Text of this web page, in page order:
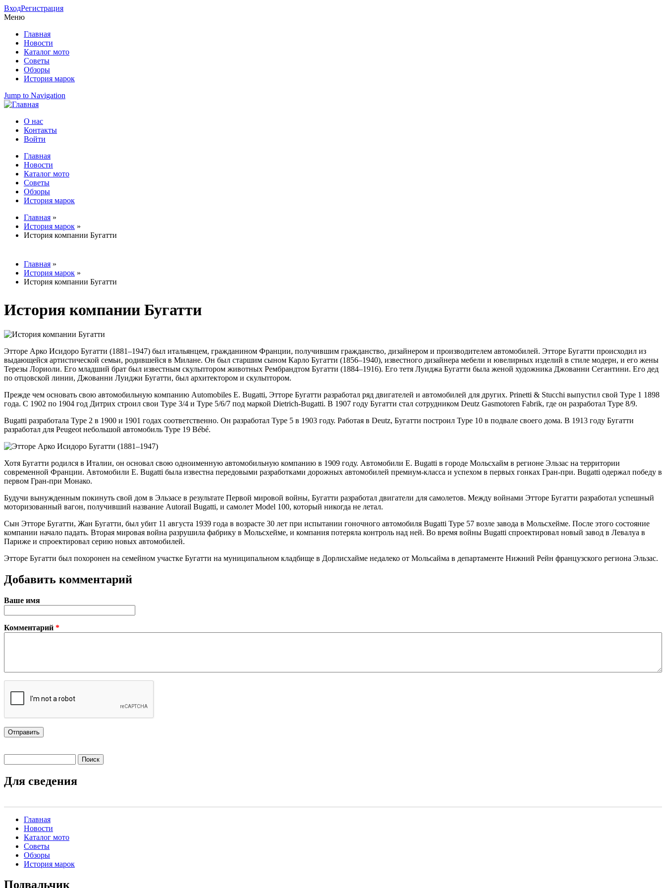
ВходРегистрация
Меню
Главная
Новости
Каталог мото
Советы
Обзоры
История марок
Jump to Navigation
Вторичное меню
О нас
Контакты
Войти
Главное меню
Главная
Новости
Каталог мото
Советы
Обзоры
История марок
Вы здесь
Главная »
История марок »
История компании Бугатти
Вы здесь
Главная »
История марок »
История компании Бугатти
История компании Бугатти
Этторе Арко Исидоро Бугатти (1881–1947) был итальянцем, гражданином Франции, получившим гражданство, дизайнером и производителем автомобилей. Этторе Бугатти происходил из
выдающейся артистической семьи, родившейся в Милане. Он был старшим сыном Карло Бугатти (1856–1940), известного дизайнера мебели и ювелирных изделий в стиле модерн, и его жены
Терезы Лориоли. Его младший брат был известным скульптором животных Рембрандтом Бугатти (1884–1916). Его тетя Луиджа Бугатти была женой художника Джованни Сегантини. Его дед
по отцовской линии, Джованни Луиджи Бугатти, был архитектором и скульптором.
Прежде чем основать свою автомобильную компанию Automobiles E. Bugatti, Этторе Бугатти разработал ряд двигателей и автомобилей для других. Prinetti & Stucchi выпустил свой Type 1 1898
года. С 1902 по 1904 год Дитрих строил свои Type 3/4 и Type 5/6/7 под маркой Dietrich-Bugatti. В 1907 году Бугатти стал сотрудником Deutz Gasmotoren Fabrik, где он разработал Type 8/9.
Bugatti разработала Type 2 в 1900 и 1901 годах соответственно. Он разработал Type 5 в 1903 году. Работая в Deutz, Бугатти построил Type 10 в подвале своего дома. В 1913 году Бугатти
разработал для Peugeot небольшой автомобиль Type 19 Bébé.
Хотя Бугатти родился в Италии, он основал свою одноименную автомобильную компанию в 1909 году. Автомобили E. Bugatti в городе Мольсхайм в регионе Эльзас на территории
современной Франции. Автомобили E. Bugatti была известна передовыми разработками дорожных автомобилей премиум-класса и успехом в первых гонках Гран-при. Bugatti одержал победу в
первом Гран-при Монако.
Будучи вынужденным покинуть свой дом в Эльзасе в результате Первой мировой войны, Бугатти разработал двигатели для самолетов. Между войнами Этторе Бугатти разработал успешный
моторизованный вагон, получивший название Autorail Bugatti, и самолет Model 100, который никогда не летал.
Сын Этторе Бугатти, Жан Бугатти, был убит 11 августа 1939 года в возрасте 30 лет при испытании гоночного автомобиля Bugatti Type 57 возле завода в Мольсхейме. После этого состояние
компании начало падать. Вторая мировая война разрушила фабрику в Мольсхейме, и компания потеряла контроль над ней. Во время войны Bugatti спроектировал новый завод в Левалуа в
Париже и спроектировал серию новых автомобилей.
Этторе Бугатти был похоронен на семейном участке Бугатти на муниципальном кладбище в Дорлисхайме недалеко от Мольсайма в департаменте Нижний Рейн французского региона Эльзас.
Добавить комментарий
Ваше имя
Комментарий *
Для сведения
Main menu 2
Главная
Новости
Каталог мото
Советы
Обзоры
История марок
Подвальчик